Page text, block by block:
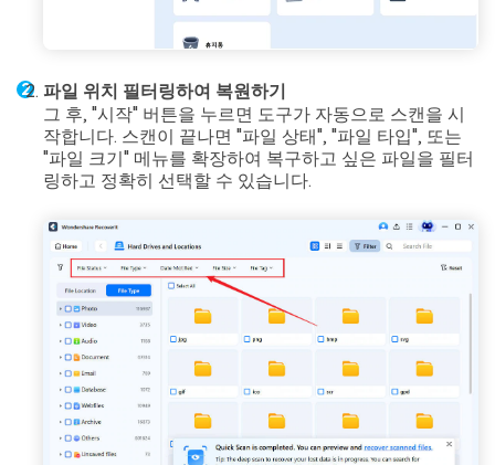
파일 위치 필터링하여 복원하기
그 후, "시작" 버튼을 누르면 도구가 자동으로 스캔을 시
작합니다. 스캔이 끝나면 "파일 상태", "파일 타입", 또는
"파일 크기" 메뉴를 확장하여 복구하고 싶은 파일을 필터
링하고 정확히 선택할 수 있습니다.